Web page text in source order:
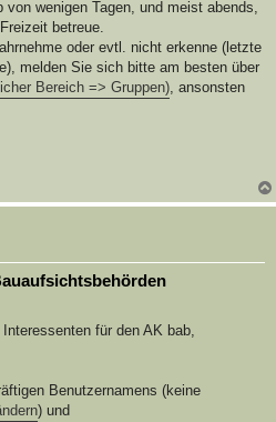
wenigen Tagen, und meist abends,
betreue.
oder evtl. nicht erkenne (letzte
melden Sie sich bitte am besten über
Bereich => Gruppen) , ansonsten
für den AK bab,
Benutzernamens (keine
) und